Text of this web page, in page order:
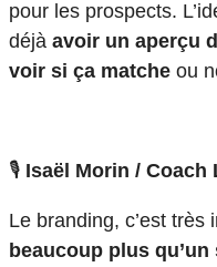
pour les prospects.
déjà avoir un aperçu
voir si ça matche ou
🎙️ Isaël Morin /
Le branding, c’est très
beaucoup plus